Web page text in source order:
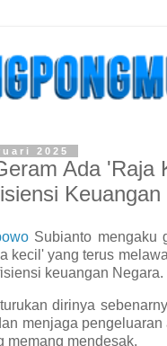
2025
Ada 'Raja
Subianto mengaku
kecil' yang terus
keuangan Negara.
dirinya
menjaga
memang mendesak.